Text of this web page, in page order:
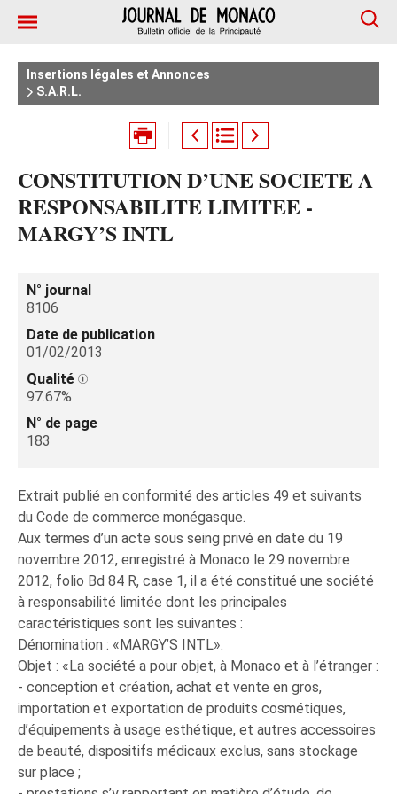
Insertions légales et Annonces
S.A.R.L.
CONSTITUTION D’UNE SOCIETE A
RESPONSABILITE LIMITEE -
MARGY’S INTL
N° journal
8106
Date de publication
01/02/2013
Qualité
97.67%
N° de page
183
Extrait publié en conformité des articles 49 et suivants
du Code de commerce monégasque.
Aux termes d’un acte sous seing privé en date du 19
novembre 2012, enregistré à Monaco le 29 novembre
2012, folio Bd 84 R, case 1, il a été constitué une société
à responsabilité limitée dont les principales
caractéristiques sont les suivantes :
Dénomination : «MARGY’S INTL».
Objet : «La société a pour objet, à Monaco et à l’étranger :
- conception et création, achat et vente en gros,
importation et exportation de produits cosmétiques,
d’équipements à usage esthétique, et autres accessoires
de beauté, dispositifs médicaux exclus, sans stockage
sur place ;